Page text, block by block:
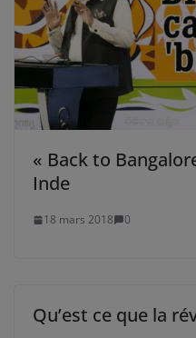
« Back to
Inde
18 mars 2018 0
Qu’est ce que la